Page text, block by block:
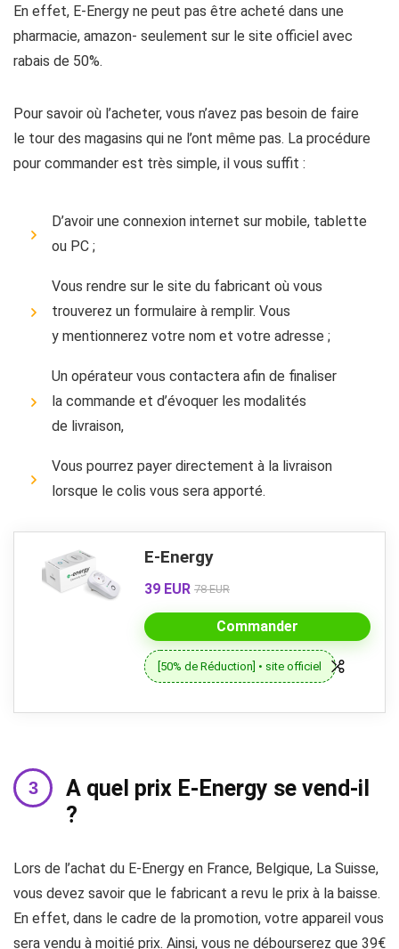
En effet, E-Energy ne peut pas être acheté dans une
pharmacie, amazon- seulement sur le site officiel avec
rabais de 50%.
Pour savoir où l’acheter, vous n’avez pas besoin de faire
le tour des magasins qui ne l’ont même pas. La procédure
pour commander est très simple, il vous suffit :
D’avoir une connexion internet sur mobile, tablette
ou PC ;
Vous rendre sur le site du fabricant où vous
trouverez un formulaire à remplir. Vous
y mentionnerez votre nom et votre adresse ;
Un opérateur vous contactera afin de finaliser
la commande et d’évoquer les modalités
de livraison,
Vous pourrez payer directement à la livraison
lorsque le colis vous sera apporté.
E-Energy
39 EUR 78 EUR
Commander
[50% de Réduction] • site officiel
A quel prix E-Energy se vend-il
?
Lors de l’achat du E-Energy en France, Belgique, La Suisse,
vous devez savoir que le fabricant a revu le prix à la baisse.
En effet, dans le cadre de la promotion, votre appareil vous
sera vendu à moitié prix. Ainsi, vous ne débourserez que 39€